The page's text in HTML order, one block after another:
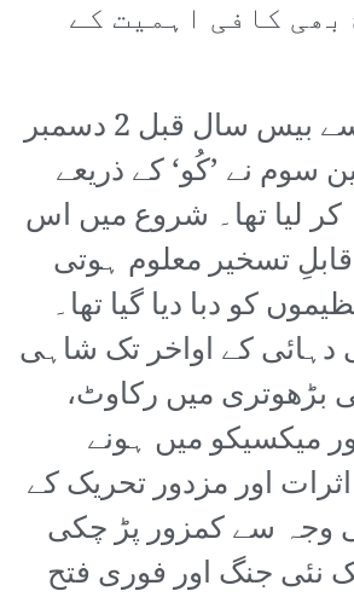
کافی اہمیت کے
پیرس کمیون سے بیس سال قبل 2 دسمبر
سوم نے ’کُو‘ کے ذریعے
کر لیا تھا۔ شروع میں اس
تسخیر معلوم ہوتی
کو دبا دیا گیا تھا۔
کی دہائی کے اواخر تک شاہی
میں رکاوٹ،
میکسیکو میں ہونے
اور مزدور تحریک کے
وجہ سے کمزور پڑ چکی
جنگ اور فوری فتح